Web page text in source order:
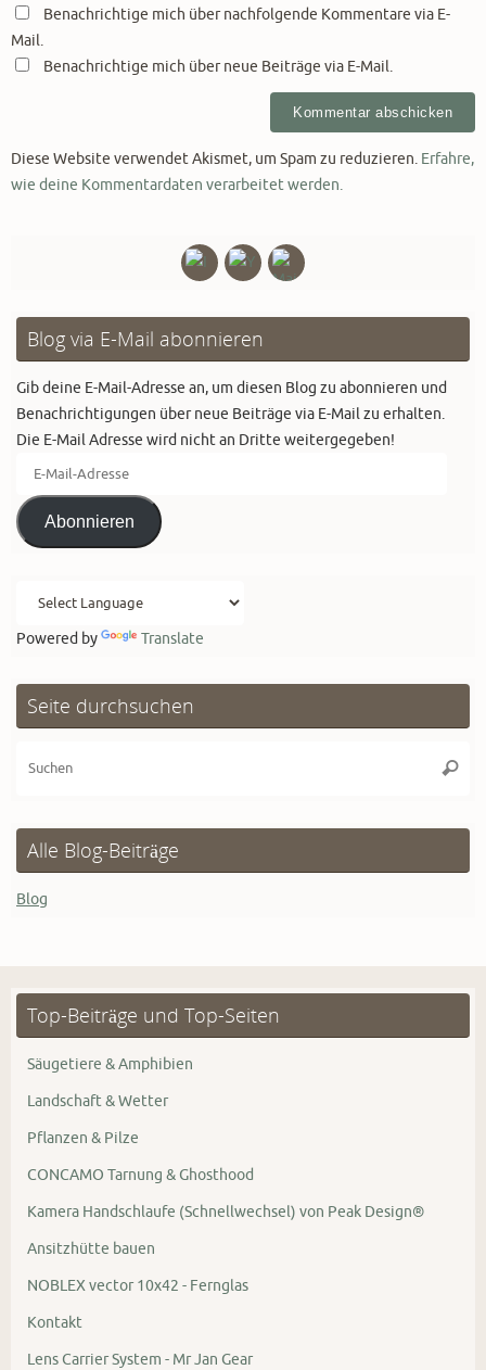
Benachrichtige mich über nachfolgende Kommentare via E-
Mail.
Benachrichtige mich über neue Beiträge via E-Mail.
Diese Website verwendet Akismet, um Spam zu reduzieren. Erfahre,
wie deine Kommentardaten verarbeitet werden.
Blog via E-Mail abonnieren
Gib deine E-Mail-Adresse an, um diesen Blog zu abonnieren und
Benachrichtigungen über neue Beiträge via E-Mail zu erhalten.
Die E-Mail Adresse wird nicht an Dritte weitergegeben!
Mail-
AdresseAbonnieren
Powered by Translate
Seite durchsuchen
Alle Blog-Beiträge
Blog
Top-Beiträge und Top-Seiten
Säugetiere & Amphibien
Landschaft & Wetter
Pflanzen & Pilze
CONCAMO Tarnung & Ghosthood
Kamera Handschlaufe (Schnellwechsel) von Peak Design®
Ansitzhütte bauen
NOBLEX vector 10x42 - Fernglas
Kontakt
Lens Carrier System - Mr Jan Gear